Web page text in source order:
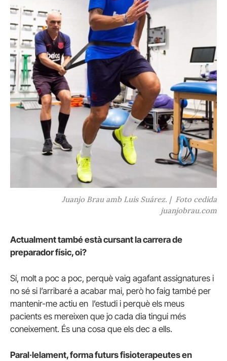
Juanjo Brau amb Luis Suárez. | Foto cedida
juanjobrau.com
Actualment també està cursant la carrera de
preparador físic, oi?
Sí, molt a poc a poc, perquè vaig agafant assignatures i
no sé si l’arribaré a acabar mai, però ho faig també per
mantenir-me actiu en l’estudi i perquè els meus
pacients es mereixen que jo cada dia tingui més
coneixement. És una cosa que els dec a ells.
Paral·lelament, forma futurs fisioterapeutes en